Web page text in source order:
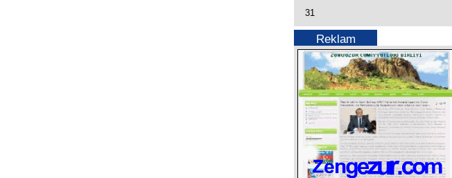
31
Reklam